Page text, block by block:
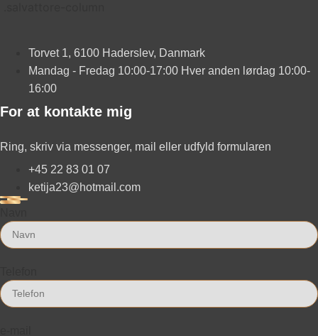
Torvet 1, 6100 Haderslev, Danmark
Mandag - Fredag 10:00-17:00 Hver anden lørdag 10:00-
16:00
For at kontakte mig
Ring, skriv via messenger, mail eller udfyld formularen
+45 22 83 01 07
ketija23@hotmail.com